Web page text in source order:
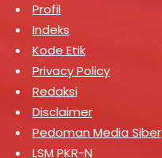
Profil
Indeks
Kode Etik
Privacy Policy
Redaksi
Disclaimer
Pedoman Media Siber
LSM PKR-N